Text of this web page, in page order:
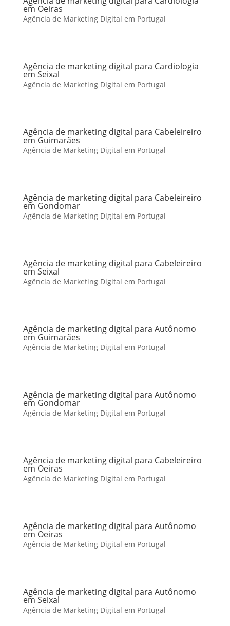
em Oeiras
Agência de Marketing Digital em Portugal
Agência de marketing digital para Cardiologia
em Seixal
Agência de Marketing Digital em Portugal
Agência de marketing digital para Cabeleireiro
em Guimarães
Agência de Marketing Digital em Portugal
Agência de marketing digital para Cabeleireiro
em Gondomar
Agência de Marketing Digital em Portugal
Agência de marketing digital para Cabeleireiro
em Seixal
Agência de Marketing Digital em Portugal
Agência de marketing digital para Autônomo
em Guimarães
Agência de Marketing Digital em Portugal
Agência de marketing digital para Autônomo
em Gondomar
Agência de Marketing Digital em Portugal
Agência de marketing digital para Cabeleireiro
em Oeiras
Agência de Marketing Digital em Portugal
Agência de marketing digital para Autônomo
em Oeiras
Agência de Marketing Digital em Portugal
Agência de marketing digital para Autônomo
em Seixal
Agência de Marketing Digital em Portugal